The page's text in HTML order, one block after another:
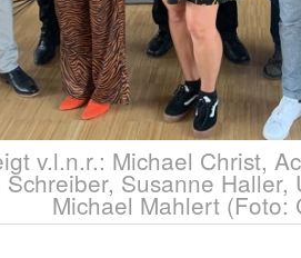
v.l.n.r.: Michael Christ,
Susanne Haller,
Michael Mahlert (Foto: